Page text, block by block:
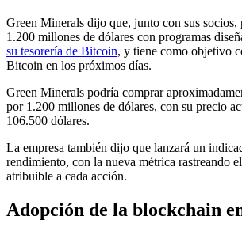
Green Minerals dijo que, junto con sus socios,
1.200 millones de dólares con programas
su tesorería de Bitcoin, y tiene como objetivo
Bitcoin en los próximos días.
Green Minerals podría comprar
por 1.200 millones de dólares, con su precio
106.500 dólares.
La empresa también dijo que lanzará un
rendimiento, con la nueva métrica rastreando
atribuible a cada acción.
Adopción de la blockchain